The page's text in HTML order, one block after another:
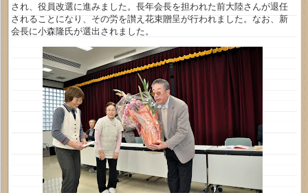
され、役員改選に進みました。長年会長を担われた前大陸さんが退任
されることになり、その労を讃え花束贈呈が行われました。なお、新
会長に小森隆氏が選出されました。